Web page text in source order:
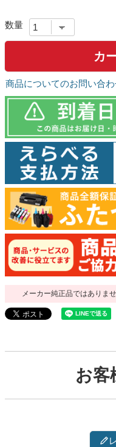
カ
商品についてのお問い合
メーカー純正品ではありませ
お客